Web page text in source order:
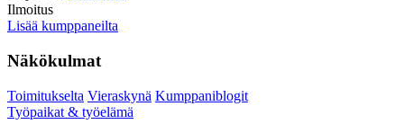
Ilmoitus
Lisää kumppaneilta
Näkökulmat
Toimitukselta Vieraskynä Kumppaniblogit
Työpaikat & työelämä